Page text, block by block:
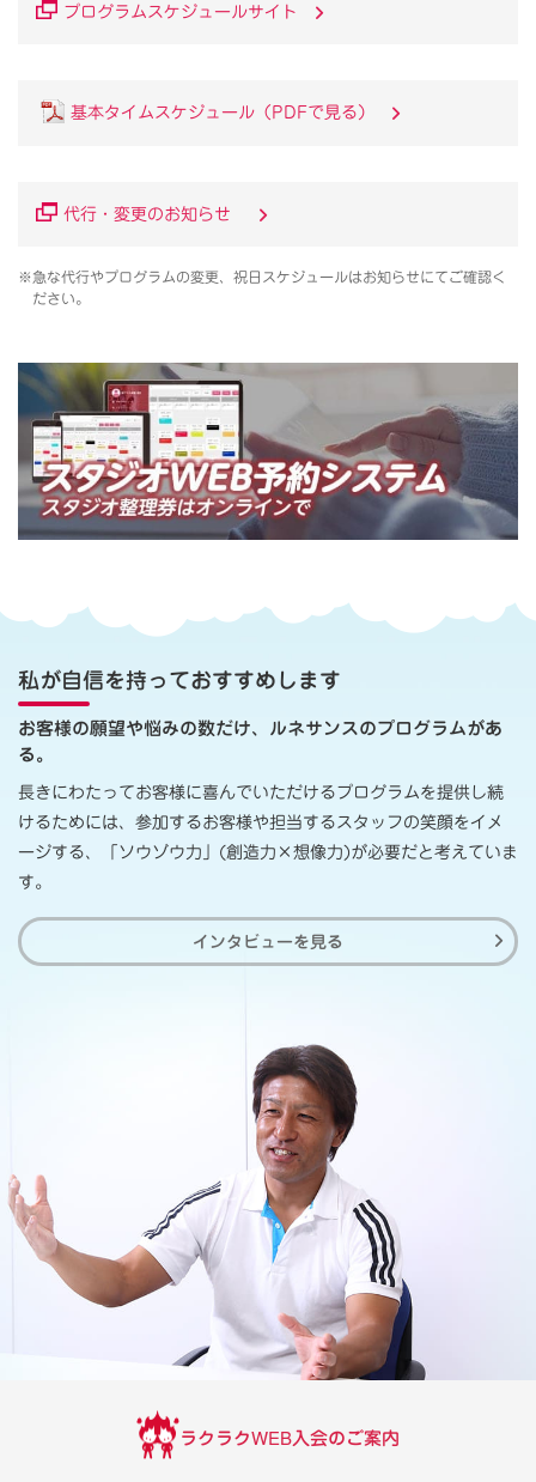
プログラムスケジュールサイト
基本タイムスケジュール（PDFで見る）
代行・変更のお知らせ
※急な代行やプログラムの変更、祝日スケジュールはお知らせにてご確認く
ださい。
私が自信を持っておすすめします
お客様の願望や悩みの数だけ、ルネサンスのプログラムがあ
る。
長きにわたってお客様に喜んでいただけるプログラムを提供し続
けるためには、参加するお客様や担当するスタッフの笑顔をイメ
ージする、「ソウゾウ力」(創造力×想像力)が必要だと考えていま
す。
インタビューを見る
ラクラクWEB入会のご案内